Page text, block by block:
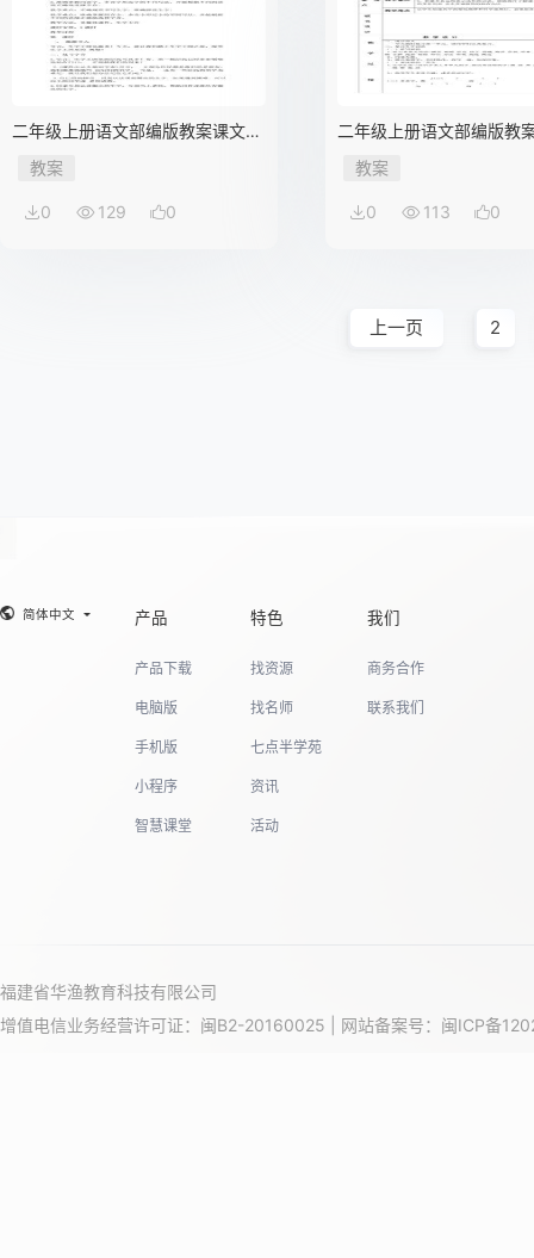
二年级上册语文部编版教案课文
（一）第一单元复习01
教案
0 129 0
二年级上册语文部编版教
（一）第一单元复习02
教案
0 113 0
上一页 2
简体中文 产品
产品下载
电脑版
手机版
小程序
智慧课堂
特色
找资源
找名师
七点半学苑
资讯
活动
我们
商务合作
联系我们
福建省华渔教育科技有限公司
增值电信业务经营许可证：闽B2-20160025 | 网站备案号： 闽ICP备